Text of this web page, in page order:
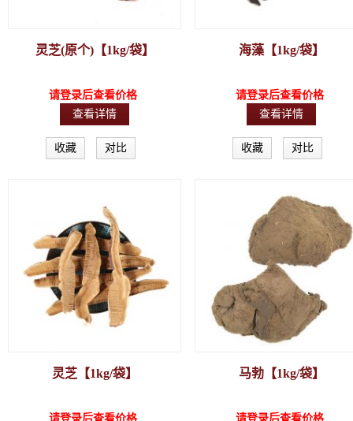
灵芝(原个)【1kg/袋】
请登录后查看价格
查看详情
收藏 对比
海藻【1kg/袋】
请登录后查看价格
查看详情
收藏 对比
灵芝【1kg/袋】
请登录后查看价格
马勃【1kg/袋】
请登录后查看价格